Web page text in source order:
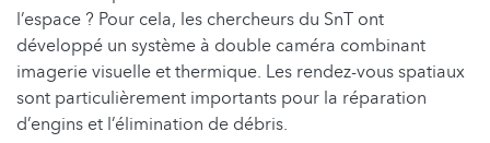
l’espace ? Pour cela, les chercheurs du SnT ont
développé un système à double caméra combinant
imagerie visuelle et thermique. Les rendez-vous spatiaux
sont particulièrement importants pour la réparation
d’engins et l’élimination de débris.